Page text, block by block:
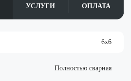
УСЛУГИ ОПЛАТА
6х6
Полностью сварная